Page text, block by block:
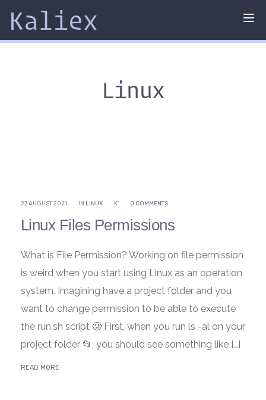
Kaliex
Linux
27 AUGUST 2021 IN LINUX K' 0 COMMENTS
Linux Files Permissions
What is File Permission? Working on file permission
is weird when you start using Linux as an operation
system. Imagining have a project folder and you
want to change permission to be able to execute
the run.sh script 🥲 First, when you run ls -al on your
project folder 📂, you should see something like […]
READ MORE